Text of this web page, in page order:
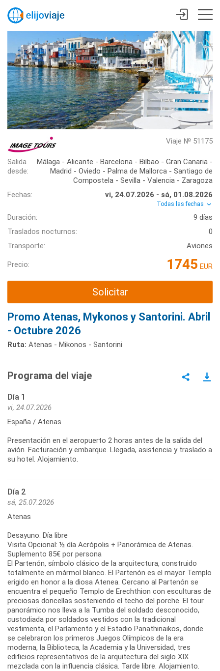
Viaje № 51175
Salida
desde:
Málaga - Alicante - Barcelona - Bilbao - Gran Canaria -
Madrid - Oviedo - Palma de Mallorca - Santiago de
Compostela - Sevilla - Valencia - Zaragoza
Fechas:
vi, 24.07.2026 - sá, 01.08.2026
Todas las fechas
Duración:
9 días
Traslados nocturnos:
0
Transporte:
Aviones
Precio: 1745 EUR
Solicitar
Promo Atenas, Mykonos y Santorini. Abril
- Octubre 2026
Ruta: Atenas - Mikonos - Santorini
Programa del viaje
Día 1
vi, 24.07.2026
España / Atenas
Presentación en el aeropuerto 2 horas antes de la salida del
avión. Facturación y embarque. Llegada, asistencia y traslado a
su hotel. Alojamiento.
Día 2
sá, 25.07.2026
Atenas
Desayuno. Día libre
Visita Opcional: ½ día Acrópolis + Panorámica de Atenas.
Suplemento 85€ por persona
El Partenón, símbolo clásico de la arquitectura, construido
totalmente en mármol blanco. El Partenón es el mayor Templo
erigido en honor a la diosa Atenea. Cercano al Partenón se
encuentra el pequeño Templo de Erechthion con esculturas de
preciosas doncellas sosteniendo el techo del porche. El tour
panorámico nos lleva a la Tumba del soldado desconocido,
custodiada por soldados vestidos con la tradicional
vestimenta, el Parlamento y el Estadio Panathinaikos, donde
se celebraron los primeros Juegos Olímpicos de la era
moderna, la Biblioteca, la Academia y la Universidad, tres
edificios representativos de la arquitectura del siglo XIX
mezclada con la influencia clásica. Tarde libre. Alojamiento.